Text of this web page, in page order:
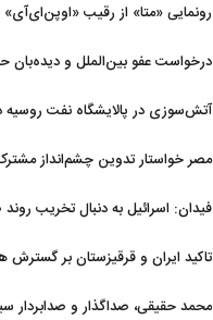
رونمایی «متا» از رقیب
درخواست عفو بین‌الملل و دیده‌بان
آتش‌سوزی در پالایشگاه نفت روسیه
مصر خواستار تدوین چشم‌انداز
فیدان: اسرائیل به دنبال تخریب
تاکید ایران و قرقیزستان بر
محمد حقیقی، صداگذار و صدابردار